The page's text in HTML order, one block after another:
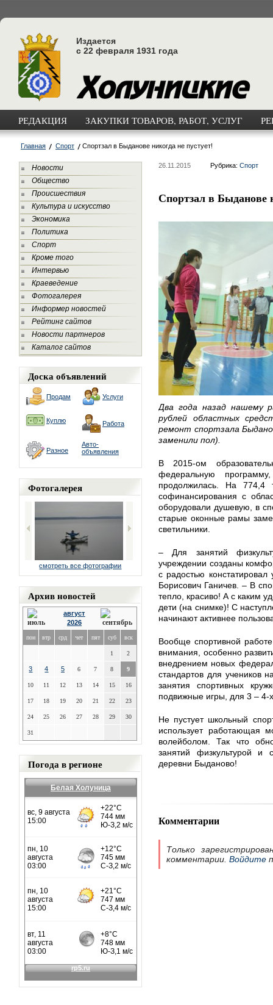
Издается
с 22 февраля 1931 года
РЕДАКЦИЯ ЗАКУПКИ ТОВАРОВ, РАБОТ, УСЛУГ
Главная Спорт Спортзал в Быданове никогда не пустует!
Новости
Общество
Происшествия
Культура и искусство
Экономика
Политика
Спорт
Кроме того
Интервью
Краеведение
Фотогалерея
Информер новостей
Рейтинг сайтов
Новости партнеров
Каталог сайтов
Доска объявлений
Продам Услуги
Куплю Работа
Разное
Авто-
объявления
Фотогалерея
смотреть все фотографии
Архив новостей
август
2026
пон втр срд чет пят суб вск
1 2
3 4 5 6 7 8 9
10 11 12 13 14 15 16
17 18 19 20 21 22 23
24 25 26 27 28 29 30
31
Погода в регионе
Белая Холуница
26.11.2015 Рубрика: Спорт
Спортзал в Быданове
Два года назад нашему
рублей областных
ремонт спортзала
заменили пол).
В 2015-ом
федеральную
продолжилась. На 774,4
софинансирования с
оборудовали душевую, в
старые оконные рамы
светильники.
– Для занятий
учреждении созданы
с радостью констатировал
Борисович Ганичев. – В
тепло, красиво! А с каким
дети (на снимке)! С
начинают активнее
Вообще спортивной
внимания, особенно
внедрением новых
стандартов для учеников
занятия спортивных
подвижные игры, для 3 – 4-
Не пустует школьный
использует работающая
волейболом. Так что
занятий физкультурой
деревни Быданово!
Комментарии
Только
комментарии. Войдите